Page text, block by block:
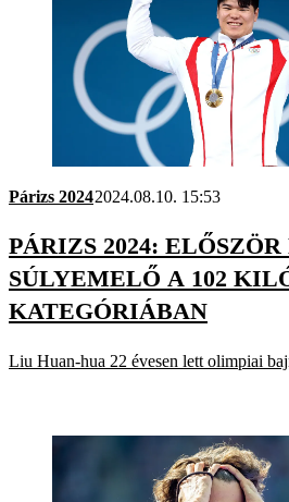
Párizs 20242024.08.10. 15:53
PÁRIZS 2024:
SÚLYEMELŐ A 102
KATEGÓRIÁBAN
Liu Huan-hua 22 évesen lett olimpiai